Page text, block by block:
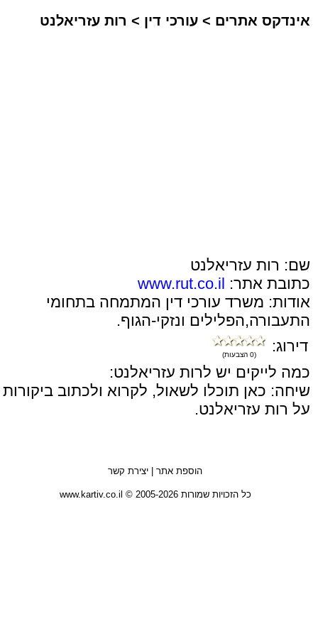
אינדקס אתרים > עורכי דין > רות עזריאלנט
שם: רות עזריאלנט
כתובת אתר: www.rut.co.il
אודות: משרד עורכי דין המתמחה בתחומי
התעבורה,הפלילים ונזקי-הגוף.
דירוג:
(0 הצבעות)
כמה לייקים יש לרות עזריאלנט:
שיחה: כאן תוכלו לשאול, לקרוא ולכתוב ביקורות
על רות עזריאלנט.
הוספת אתר | יצירת קשר
כל הזכויות שמורות 2005-2026 © www.kartiv.co.il